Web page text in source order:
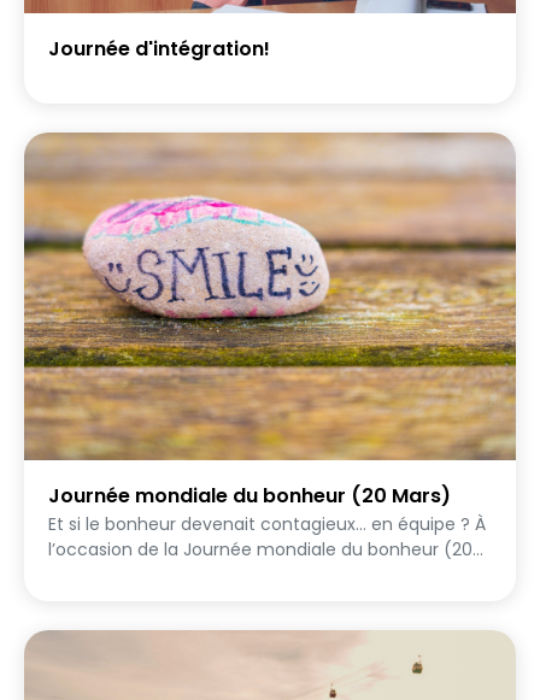
comprendre son propre fonctionnement -
découvrir les forces des autres - développer
l’écoute et la confiance - expérimenter
que se connaître soi-même, c’est aussi mieux
rencontrer les autres — et que chacun a quelque
chose d’unique à apporter au groupe 🌟
Journée d'intégration!
Journée mondiale du bonheur (20 Mars)
Et si le bonheur devenait contagieux… en équipe ? À
l’occasion de la Journée mondiale du bonheur (20
tournée vers le bien-être, la gratitude et les
attentions positives. Réparties en équipes, les
joueurs relèvent 15 quêtes conçues pour semer des